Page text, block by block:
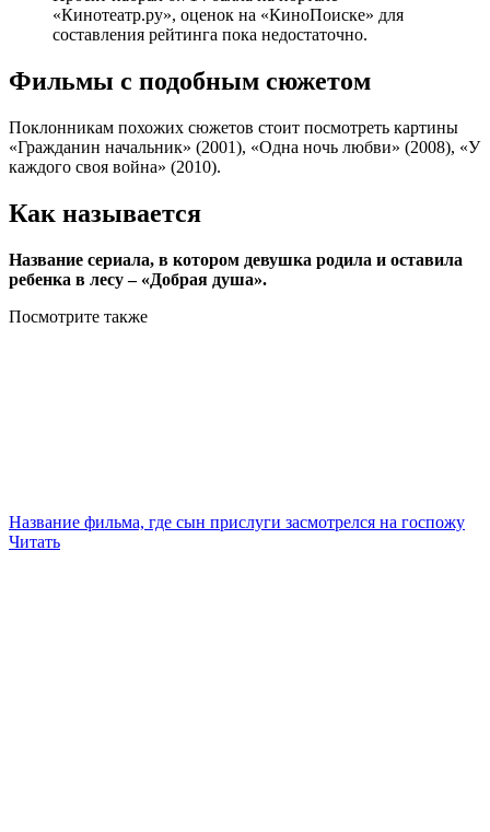
«Кинотеатр.ру», оценок на «КиноПоиске» для
составления рейтинга пока недостаточно.
Фильмы с подобным сюжетом
Поклонникам похожих сюжетов стоит посмотреть картины
«Гражданин начальник» (2001), «Одна ночь любви» (2008), «У
каждого своя война» (2010).
Как называется
Название сериала, в котором девушка родила и оставила
ребенка в лесу – «Добрая душа».
Посмотрите также
Название фильма, где сын прислуги засмотрелся на госпожу
Читать